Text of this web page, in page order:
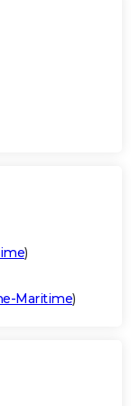
)
Maritime)